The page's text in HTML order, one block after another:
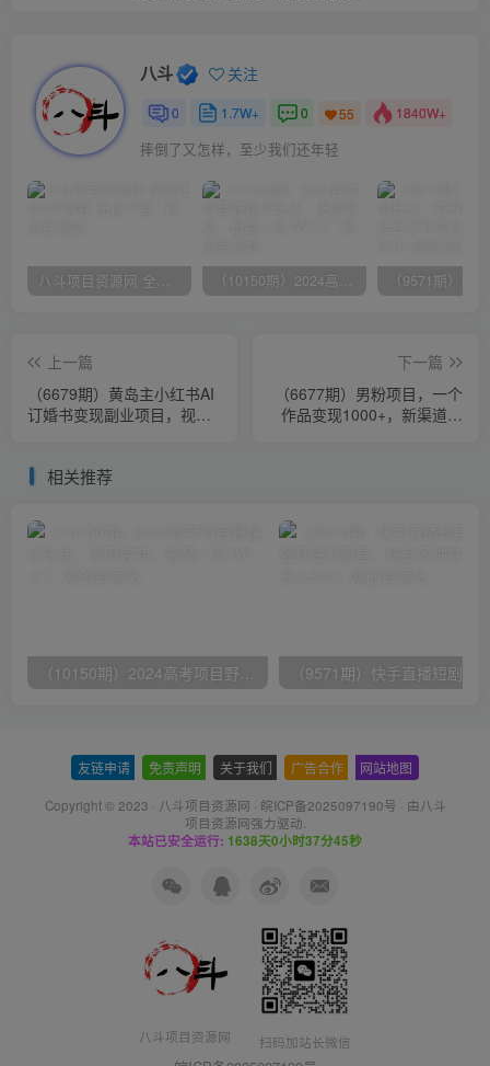
八斗 关注
0 1.7W+ 0 55 1840W+
摔倒了又怎样，至少我们还年轻
八斗项目资源网 全网正品VIP课程 无损下载~ （10150期）2024高考项目野路子玩法，无限裂变，最高一天1W＋！
上一篇
（6679期）黄岛主小红书AI
订婚书变现副业项目，视频
下一篇
（6677期）男粉项目，一个
作品变现1000+，新渠道新
相关推荐
（10150期）2024高考项目野路子玩法，无限裂变，最高一天1W＋！
友链申请 免责声明 关于我们 广告合作 网站地图
Copyright © 2023 · 八斗项目资源网 · 皖ICP备2025097190号 · 由八斗
项目资源网强力驱动.
本站已安全运行: 1638天0小时37分45秒
八斗项目资源网 扫码加站长微信